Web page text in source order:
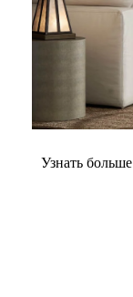
Узнать больше